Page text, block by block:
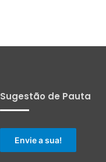
Sugestão de Pauta
Envie a sua!